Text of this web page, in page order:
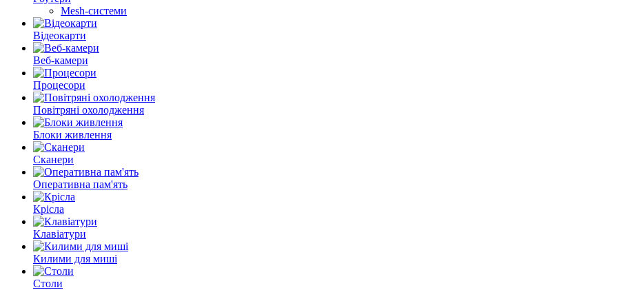
Mesh-системи
Відеокарти
Веб-камери
Процесори
Повітряні охолодження
Блоки живлення
Сканери
Оперативна пам'ять
Крісла
Клавіатури
Килими для миші
Столи